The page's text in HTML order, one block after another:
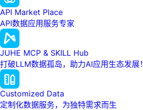
API Market Place
API数据应用服务专家
JUHE MCP & SKILL Hub
打破LLM数据孤岛，助力AI应用生态发展！
Customized Data
定制化数据服务，为独特需求而生